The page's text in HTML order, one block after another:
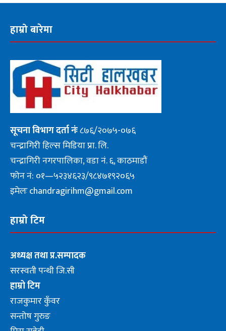
हाम्रो बारेमा
सूचनाविभाग दर्ता नंः८७६/२०७५-०७६
चन्द्रागिरी हिल्स मिडिया प्रा. लि.
चन्द्रागिरी नगरपालिका, वडा नं. ६, काठमाडौं
फोन नं: ०१—५२३४६२३/९८४७१९२०६५
इमेलः chandragirihm@gmail.com
हाम्रो टिम
अध्यक्ष तथा प्र.सम्पादक
सरस्वती पन्थी जि.सी
हाम्रो टिम
राजकुमार कुँवर
सन्तोष गुरुङ